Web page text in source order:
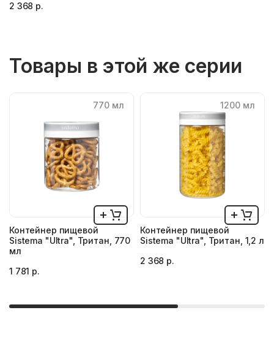
2 368 р.
Товары в этой же серии
770 мл
Контейнер пищевой
Sistema "Ultra", Тритан, 770
мл
1 781 р.
1200 мл
Контейнер пищевой
Sistema "Ultra", Тритан, 1,2 л
2 368 р.